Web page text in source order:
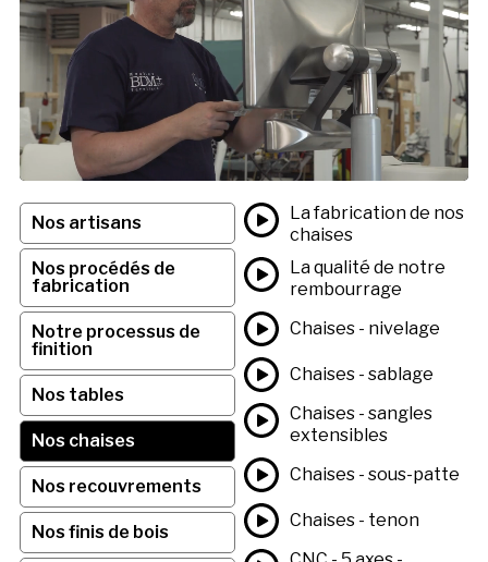
Nos artisans
Nos procédés de
fabrication
Notre processus de
finition
Nos tables
Nos chaises
Nos recouvrements
Nos finis de bois
La fabrication de nos
chaises
La qualité de notre
rembourrage
Chaises - nivelage
Chaises - sablage
Chaises - sangles
extensibles
Chaises - sous-patte
Chaises - tenon